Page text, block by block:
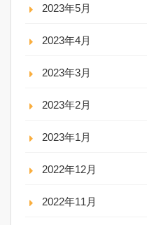
2023年5月
2023年4月
2023年3月
2023年2月
2023年1月
2022年12月
2022年11月